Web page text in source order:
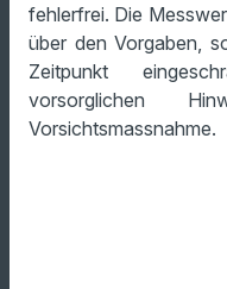
fehlerfrei. Die
über den Vorgaben,
Zeitpunkt
vorsorglichen
Vorsichtsmassnahme.